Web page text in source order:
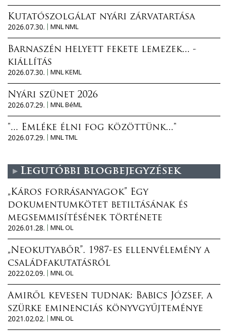
Kutatószolgálat nyári zárvatartása
2026.07.30.
MNL NML
Barnaszén helyett fekete lemezek... -
kiállítás
2026.07.30.
MNL KEML
Nyári szünet 2026
2026.07.29.
MNL BéML
"... Emléke élni fog közöttünk..."
2026.07.29.
MNL TML
Legutóbbi blogbejegyzések
„Káros forrásanyagok” Egy
dokumentumkötet betiltásának és
megsemmisítésének története
2026.01.28.
MNL OL
„Neokutyabőr”. 1987-es ellenvélemény a
családfakutatásról
2022.02.09.
MNL OL
Amiről kevesen tudnak: Babics József, a
szürke eminenciás könyvgyűjteménye
2021.02.02.
MNL OL